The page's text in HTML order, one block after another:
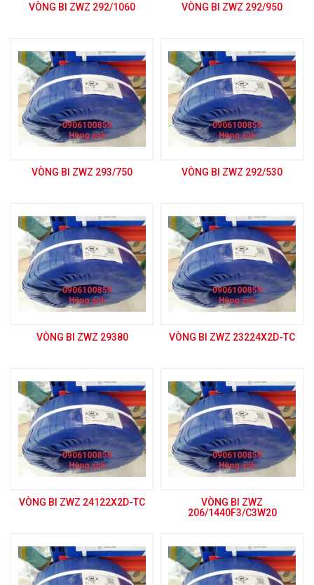
VÒNG BI ZWZ 292/1060 VÒNG BI ZWZ 292/950
VÒNG BI ZWZ 293/750 VÒNG BI ZWZ 292/530
VÒNG BI ZWZ 29380 VÒNG BI ZWZ 23224X2D-TC
VÒNG BI ZWZ 24122X2D-TC
VÒNG BI ZWZ
206/1440F3/C3W20